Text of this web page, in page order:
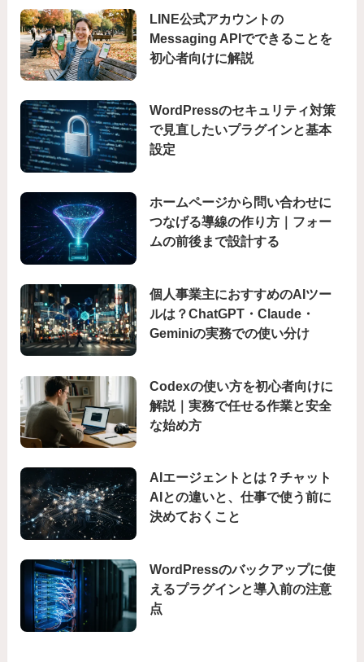
LINE公式アカウントの
Messaging APIでできることを
初心者向けに解説
WordPressのセキュリティ対策
で見直したいプラグインと基本
設定
ホームページから問い合わせに
つなげる導線の作り方｜フォー
ムの前後まで設計する
個人事業主におすすめのAIツー
ルは？ChatGPT・Claude・
Geminiの実務での使い分け
Codexの使い方を初心者向けに
解説｜実務で任せる作業と安全
な始め方
AIエージェントとは？チャット
AIとの違いと、仕事で使う前に
決めておくこと
WordPressのバックアップに使
えるプラグインと導入前の注意
点